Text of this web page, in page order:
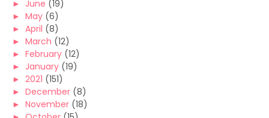
► June (19)
► May (6)
► April (8)
► March (12)
► February (12)
► January (19)
► 2021 (151)
► December (8)
► November (18)